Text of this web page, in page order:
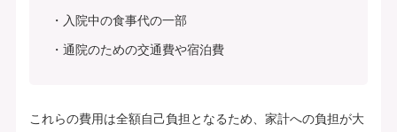
入院中の食事代の一部
通院のための交通費や宿泊費
これらの費用は全額自己負担となるため、家計への負担が大